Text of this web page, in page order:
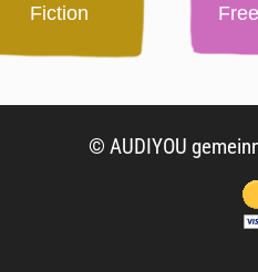
Fiction
© AUDIYOU